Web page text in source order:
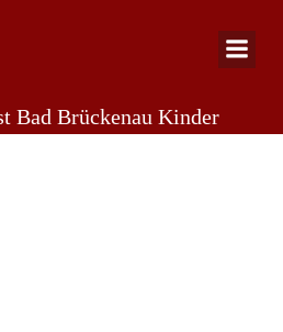
Bad Brückenau Kinder